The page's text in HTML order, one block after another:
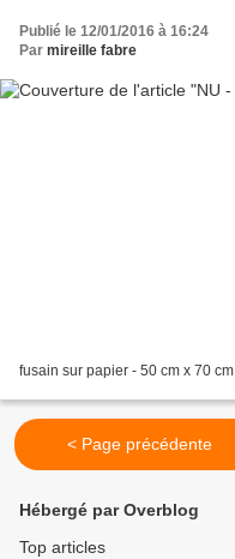
Publié le 12/01/2016 à 16:24
Par mireille fabre
fusain sur papier - 50 cm x 70 cm
< Page précédente
Hébergé par Overblog
Top articles